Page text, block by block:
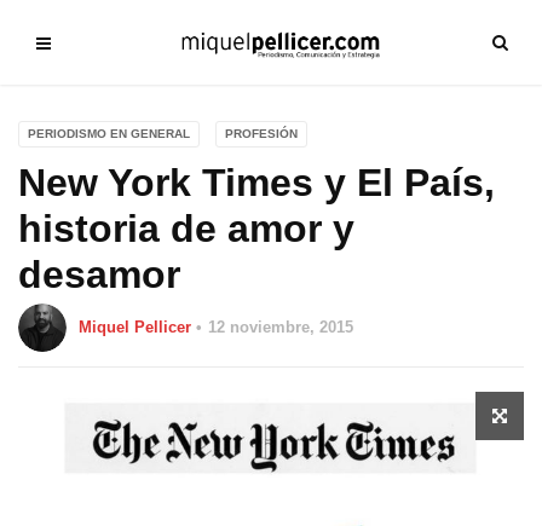
PERIODISMO EN GENERAL PROFESIÓN
New York Times y El País,
historia de amor y
desamor
Miquel Pellicer 12 noviembre, 2015